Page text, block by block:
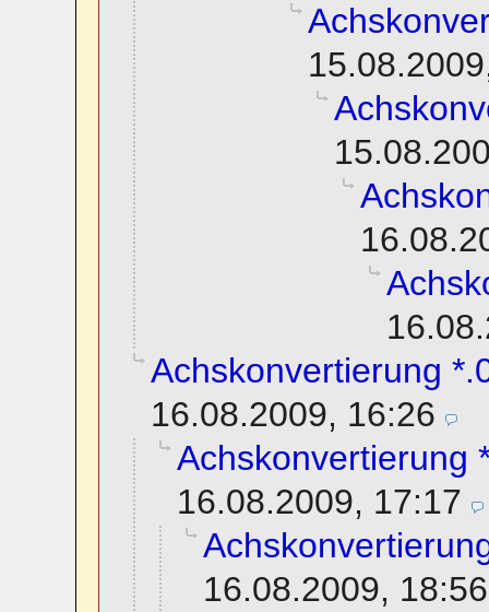
Achskonvertierung
16.08.2009, 16:26
Achskonvertierung
16.08.2009, 17:17
16.08.2009, 18:56